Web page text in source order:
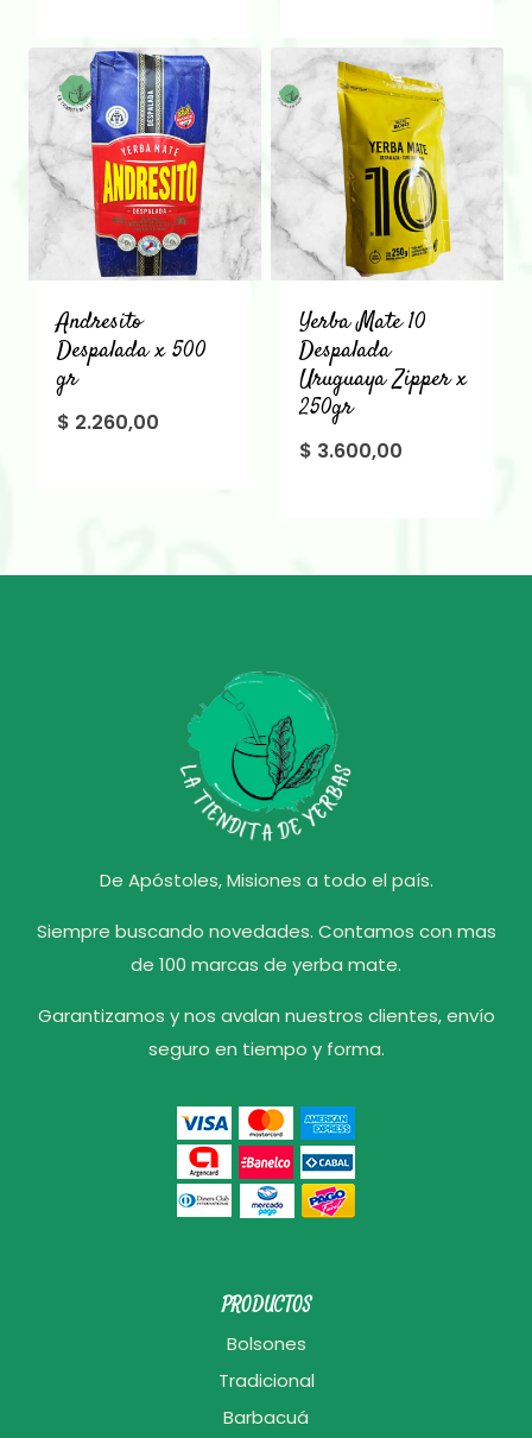
Andresito
Despalada x 500
gr
$ 2.260,00
Yerba Mate 10
Despalada
Uruguaya Zipper x
250gr
$ 3.600,00
De Apóstoles, Misiones a todo el país.
Siempre buscando novedades. Contamos con mas
de 100 marcas de yerba mate.
Garantizamos y nos avalan nuestros clientes, envío
seguro en tiempo y forma.
PRODUCTOS
Bolsones
Tradicional
Barbacuá